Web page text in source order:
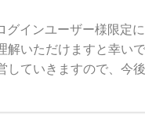
インユーザー様限定
いただけますと幸いで
ていきますので、今